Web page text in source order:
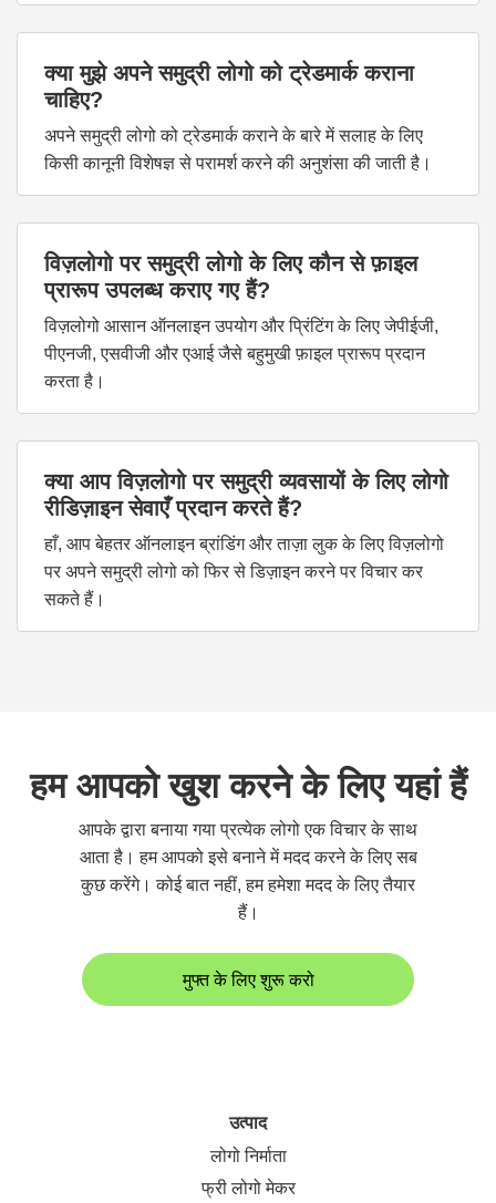
क्या मुझे अपने समुद्री लोगो को ट्रेडमार्क कराना
चाहिए?
अपने समुद्री लोगो को ट्रेडमार्क कराने के बारे में सलाह के लिए
किसी कानूनी विशेषज्ञ से परामर्श करने की अनुशंसा की जाती है।
विज़लोगो पर समुद्री लोगो के लिए कौन से फ़ाइल
प्रारूप उपलब्ध कराए गए हैं?
विज़लोगो आसान ऑनलाइन उपयोग और प्रिंटिंग के लिए जेपीईजी,
पीएनजी, एसवीजी और एआई जैसे बहुमुखी फ़ाइल प्रारूप प्रदान
करता है।
क्या आप विज़लोगो पर समुद्री व्यवसायों के लिए लोगो
रीडिज़ाइन सेवाएँ प्रदान करते हैं?
हाँ, आप बेहतर ऑनलाइन ब्रांडिंग और ताज़ा लुक के लिए विज़लोगो
पर अपने समुद्री लोगो को फिर से डिज़ाइन करने पर विचार कर
सकते हैं।
हम आपको खुश करने के लिए यहां हैं
आपके द्वारा बनाया गया प्रत्येक लोगो एक विचार के साथ
आता है। हम आपको इसे बनाने में मदद करने के लिए सब
कुछ करेंगे। कोई बात नहीं, हम हमेशा मदद के लिए तैयार
हैं।
मुफ्त के लिए शुरू करो
उत्पाद
लोगो निर्माता
फ्री लोगो मेकर